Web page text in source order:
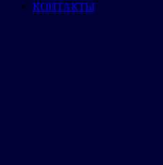
КОНТАКТЫ